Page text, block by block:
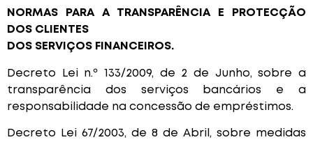
NORMAS PARA A TRANSPARÊNCIA E PROTECÇÃO
DOS CLIENTES
DOS SERVIÇOS FINANCEIROS.
Decreto Lei n.º 133/2009, de 2 de Junho, sobre a
transparência dos serviços bancários e a
responsabilidade na concessão de empréstimos.
Decreto Lei 67/2003, de 8 de Abril, sobre medidas